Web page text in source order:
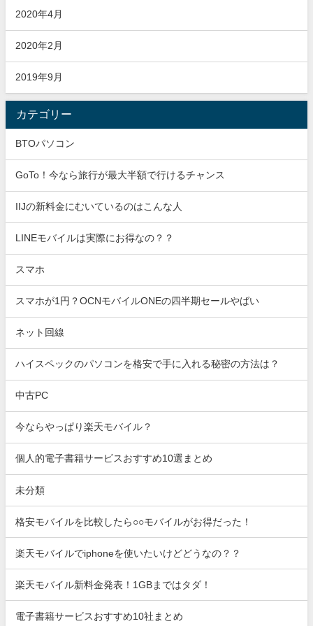
2020年4月
2020年2月
2019年9月
カテゴリー
BTOパソコン
GoTo！今なら旅行が最大半額で行けるチャンス
IIJの新料金にむいているのはこんな人
LINEモバイルは実際にお得なの？？
スマホ
スマホが1円？OCNモバイルONEの四半期セールやばい
ネット回線
ハイスペックのパソコンを格安で手に入れる秘密の方法は？
中古PC
今ならやっぱり楽天モバイル？
個人的電子書籍サービスおすすめ10選まとめ
未分類
格安モバイルを比較したら○○モバイルがお得だった！
楽天モバイルでiphoneを使いたいけどどうなの？？
楽天モバイル新料金発表！1GBまではタダ！
電子書籍サービスおすすめ10社まとめ